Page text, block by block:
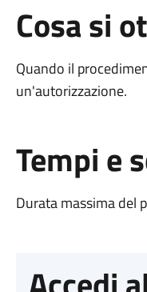
Cosa si
Quando il
un'autorizzazione.
Tempi e
Durata massima del